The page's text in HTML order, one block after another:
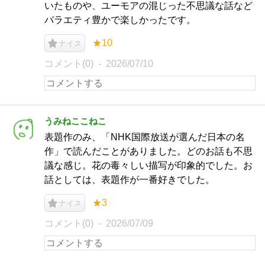
いたものや、ユーモアの混じった不思議な話など
バラエティ豊かで楽しかったです。
ナイス ★10
コメント(0) 2026/07/10
うみねここねこ
表題作のみ、「NHK国際放送が選んだ日本の名
作」で読んだことがありました。どのお話も不思
議な感じ。花の毒々しい描写が印象的でした。お
話としては、表題作が一番好きでした。
ナイス ★3
コメント(0) 2026/07/09